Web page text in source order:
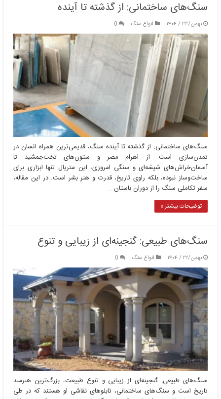
سنگ‌های ساختمانی: از گذشته تا آینده
بهمن/۲۳ / ۱۴۰۴ انواع سنگ 0
سنگ‌های ساختمانی: از گذشته تا آینده سنگ، قدیمی‌ترین همراه انسان در
تمدن‌سازی است. از اهرام مصر و ستون‌های تخت‌جمشید تا
آسمان‌خراش‌های شیشه‌ای و سنگی امروزی، این متریال تنها ابزاری برای
ساخت‌وساز نبوده، بلکه راوی تاریخ، قدرت و هنر بشر است. در این مقاله،
سفر تکاملی سنگ را از دوران باستان …
توضیحات بیشتر »
سنگ‌های طبیعی: گنجینه‌ای از زیبایی و تنوع
بهمن/۲۲ / ۱۴۰۴ انواع سنگ 0
سنگ‌های طبیعی: گنجینه‌ای از زیبایی و تنوع طبیعت، بزرگ‌ترین هنرمند
تاریخ است و سنگ‌های ساختمانی، تابلوهای نقاشی او هستند که در طی